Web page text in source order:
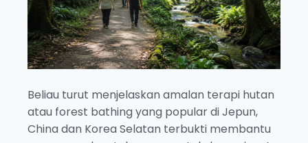
Beliau turut menjelaskan amalan terapi hutan
atau forest bathing yang popular di Jepun,
China dan Korea Selatan terbukti membantu